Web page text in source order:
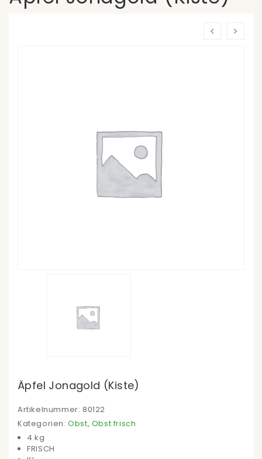
Äpfel Jonagold (Kiste)
Artikelnummer: 80122
Kategorien:Obst, Obst frisch
4 kg
FRISCH